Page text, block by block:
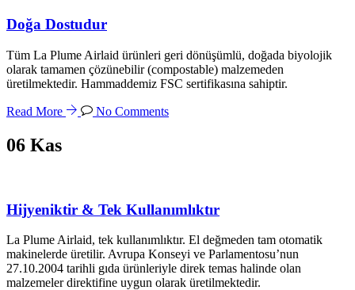
Doğa Dostudur
Tüm La Plume Airlaid ürünleri geri dönüşümlü, doğada biyolojik
olarak tamamen çözünebilir (compostable) malzemeden
üretilmektedir. Hammaddemiz FSC sertifikasına sahiptir.
Read More No Comments
06 Kas
Hijyeniktir & Tek Kullanımlıktır
La Plume Airlaid, tek kullanımlıktır. El değmeden tam otomatik
makinelerde üretilir. Avrupa Konseyi ve Parlamentosu’nun
27.10.2004 tarihli gıda ürünleriyle direk temas halinde olan
malzemeler direktifine uygun olarak üretilmektedir.